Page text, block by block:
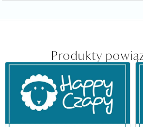
Produkty